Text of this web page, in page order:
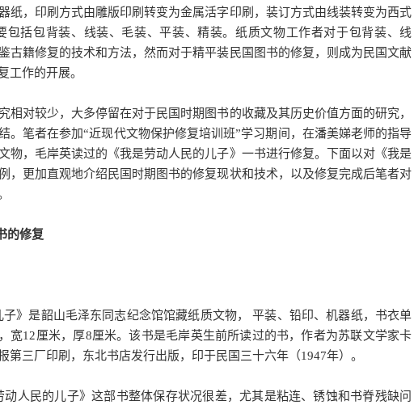
纸，印刷方式由雕版印刷转变为金属活字印刷，装订方式由线装转变为西式
包括包背装、线装、毛装、平装、精装。纸质文物工作者对于包背装、线
古籍修复的技术和方法，然而对于精平装民国图书的修复，则成为民国文献
工作的开展。
对较少，大多停留在对于民国时期图书的收藏及其历史价值方面的研究，
。笔者在参加“近现代文物保护修复培训班”学习期间，在潘美娣老师的指导
物，毛岸英读过的《我是劳动人民的儿子》一书进行修复。下面以对《我是
，更加直观地介绍民国时期图书的修复现状和技术，以及修复完成后笔者对
的修复
是韶山毛泽东同志纪念馆馆藏纸质文物， 平装、铅印、机器纸，书衣单
宽12厘米，厚8厘米。该书是毛岸英生前所读过的书，作者为苏联文学家卡
三厂印刷，东北书店发行出版，印于民国三十六年（1947年）。
民的儿子》这部书整体保存状况很差，尤其是粘连、锈蚀和书脊残缺问